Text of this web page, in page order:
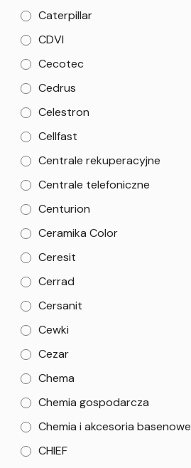
Caterpillar
CDVI
Cecotec
Cedrus
Celestron
Cellfast
Centrale rekuperacyjne
Centrale telefoniczne
Centurion
Ceramika Color
Ceresit
Cerrad
Cersanit
Cewki
Cezar
Chema
Chemia gospodarcza
Chemia i akcesoria basenowe
CHIEF